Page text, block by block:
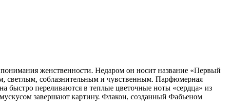
женственности. Недаром он носит название «Первый
светлым, соблазнительным и чувственным. Парфюмерная
быстро переливаются в теплые цветочные ноты «сердца» из
завершают картину. Флакон, созданный Фабьеном